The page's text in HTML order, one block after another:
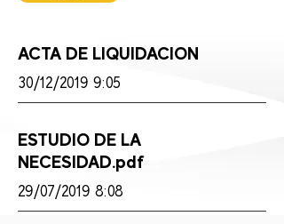
ACTA DE LIQUIDACION
30/12/2019 9:05
ESTUDIO DE LA
NECESIDAD.pdf
29/07/2019 8:08